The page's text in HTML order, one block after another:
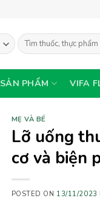
Tìm
kiếm:
SẢN PHẨM VIFA
MẸ VÀ BÉ
Lỡ uống
cơ và biện
POSTED ON 13/11/2023